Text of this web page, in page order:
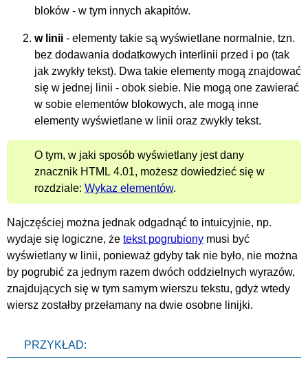
bloków - w tym innych akapitów.
w linii - elementy takie są wyświetlane normalnie, tzn.
bez dodawania dodatkowych interlinii przed i po (tak
jak zwykły tekst). Dwa takie elementy mogą znajdować
się w jednej linii - obok siebie. Nie mogą one zawierać
w sobie elementów blokowych, ale mogą inne
elementy wyświetlane w linii oraz zwykły tekst.
O tym, w jaki sposób wyświetlany jest dany
znacznik HTML 4.01, możesz dowiedzieć się w
rozdziale: Wykaz elementów.
Najczęściej można jednak odgadnąć to intuicyjnie, np.
wydaje się logiczne, że tekst pogrubiony musi być
wyświetlany w linii, ponieważ gdyby tak nie było, nie można
by pogrubić za jednym razem dwóch oddzielnych wyrazów,
znajdujących się w tym samym wierszu tekstu, gdyż wtedy
wiersz zostałby przełamany na dwie osobne linijki.
PRZYKŁAD: